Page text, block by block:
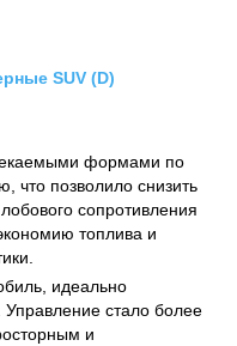
SUV (D)
формами по
что позволило снизить
сопротивления
топлива и
идеально
стало более
и